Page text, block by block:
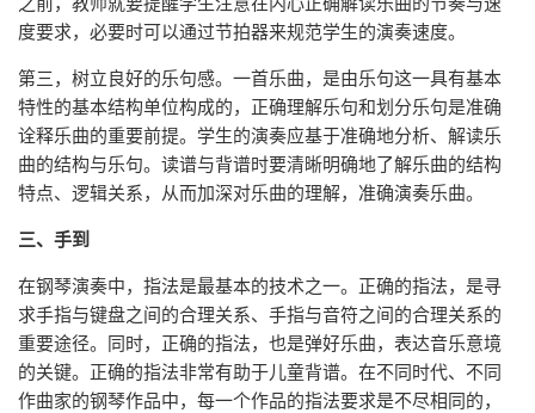
度要求，必要时可以通过节拍器来规范学生的演奏速度。
第三，树立良好的乐句感。一首乐曲，是由乐句这一具有基本
特性的基本结构单位构成的，正确理解乐句和划分乐句是准确
诠释乐曲的重要前提。学生的演奏应基于准确地分析、解读乐
曲的结构与乐句。读谱与背谱时要清晰明确地了解乐曲的结构
特点、逻辑关系，从而加深对乐曲的理解，准确演奏乐曲。
三、手到
在钢琴演奏中，指法是最基本的技术之一。正确的指法，是寻
求手指与键盘之间的合理关系、手指与音符之间的合理关系的
重要途径。同时，正确的指法，也是弹好乐曲，表达音乐意境
的关键。正确的指法非常有助于儿童背谱。在不同时代、不同
作曲家的钢琴作品中，每一个作品的指法要求是不尽相同的，